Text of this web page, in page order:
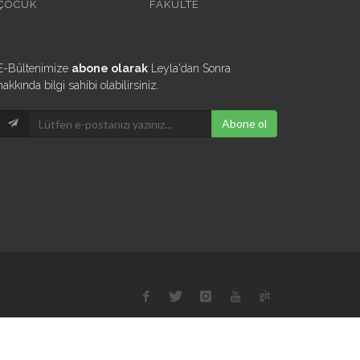
FAKÜLTE
Bültenimize abone olarak Leyla'dan Sonra
bilgi sahibi olabilirsiniz.
Abone ol